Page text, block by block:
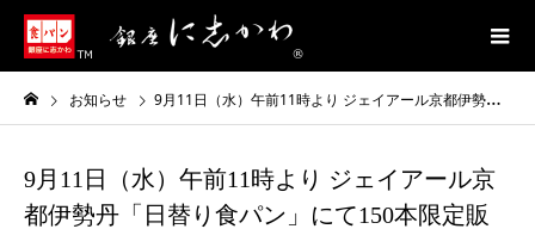
お知らせ 9月11日（水）午前11時より ジェイアール京都伊勢丹「日替り食パン」にて150本限定販売いたします
9月11日（水）午前11時より ジェイアール京
都伊勢丹「日替り食パン」にて150本限定販